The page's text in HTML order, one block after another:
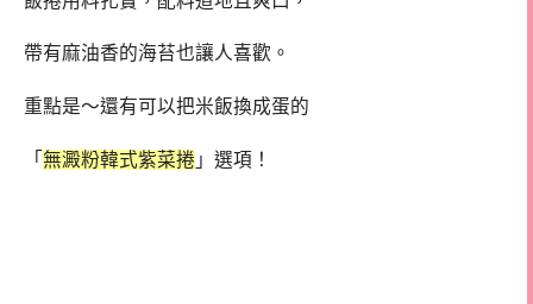
帶有麻油香的海苔也讓人喜歡。
重點是～還有可以把米飯換成蛋的
「 無澱粉韓式紫菜捲 」選項！